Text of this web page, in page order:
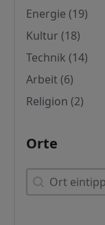
Energie (19)
Kultur (18)
Technik (14)
Arbeit(6)
Religion (2)
Orte
Orte
Orte